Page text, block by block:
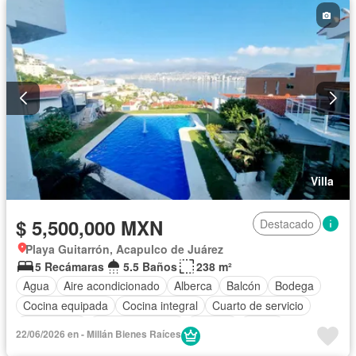
Villa
$ 5,500,000 MXN
Destacado
Playa Guitarrón, Acapulco de Juárez
5 Recámaras
5.5 Baños
238 m²
Agua
Aire acondicionado Alberca Balcón
Bodega
Cocina equipada
Cocina integral
Cuarto de servicio
Internet
Vista panorámica
22/06/2026 en - Millán Bienes Raíces